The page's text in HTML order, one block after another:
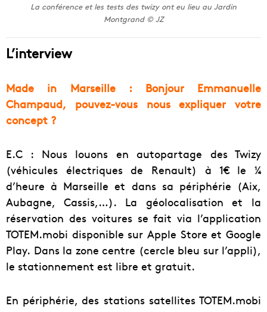
La conférence et les tests des twizy ont eu lieu au Jardin
Montgrand © JZ
L’interview
Made in Marseille : Bonjour Emmanuelle
Champaud, pouvez-vous nous expliquer votre
concept ?
E.C : Nous louons en autopartage des Twizy
(véhicules électriques de Renault) à 1€ le ¼
d’heure à Marseille et dans sa périphérie (Aix,
Aubagne, Cassis,…). La géolocalisation et la
réservation des voitures se fait via l’application
TOTEM.mobi disponible sur Apple Store et Google
Play. Dans la zone centre (cercle bleu sur l’appli),
le stationnement est libre et gratuit.
En périphérie, des stations satellites TOTEM.mobi